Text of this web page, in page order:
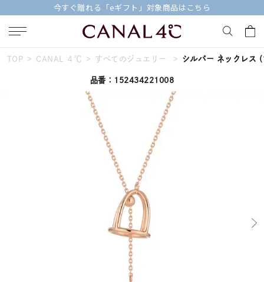
今すぐ贈れる「eギフト」対象商品はこちら
キーワードで検索する
人気検索キーワード
#ハーフエタニティリング
#eギフト
TOP CANAL ４℃ すべてのジュエリー シルバー ネックレス
品番：152434221008